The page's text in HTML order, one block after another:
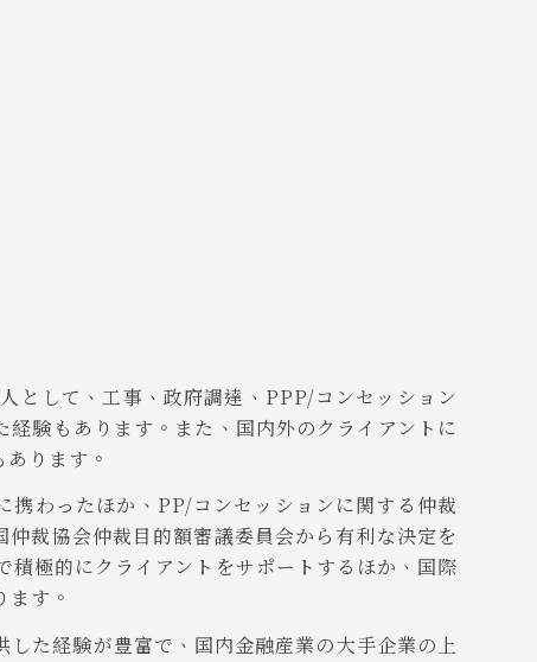
として、工事、政府調達、PPP/コンセッション
験もあります。また、国内外のクライアントに
ります。
わったほか、PP/コンセッションに関する仲裁
裁協会仲裁目的額審議委員会から有利な決定を
極的にクライアントをサポートするほか、国際
す。
た経験が豊富で、国内金融産業の大手企業の上